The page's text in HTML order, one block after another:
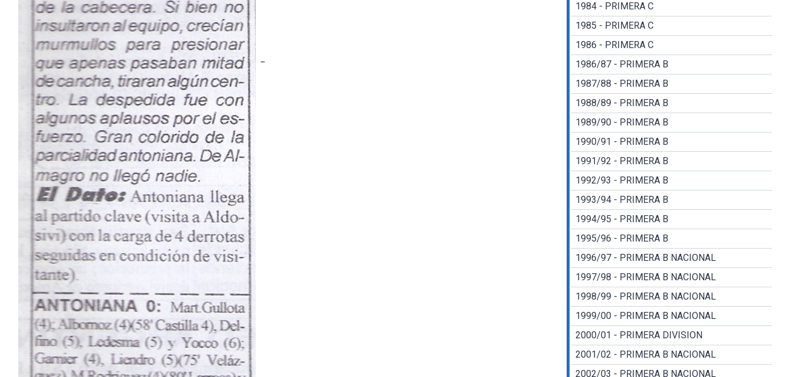
–
1984 - PRIMERA C
1985 - PRIMERA C
1986 - PRIMERA C
1986/87 - PRIMERA B
1987/88 - PRIMERA B
1988/89 - PRIMERA B
1989/90 - PRIMERA B
1990/91 - PRIMERA B
1991/92 - PRIMERA B
1992/93 - PRIMERA B
1993/94 - PRIMERA B
1994/95 - PRIMERA B
1995/96 - PRIMERA B
1996/97 - PRIMERA B NACIONAL
1997/98 - PRIMERA B NACIONAL
1998/99 - PRIMERA B NACIONAL
1999/00 - PRIMERA B NACIONAL
2000/01 - PRIMERA DIVISION
2001/02 - PRIMERA B NACIONAL
2002/03 - PRIMERA B NACIONAL